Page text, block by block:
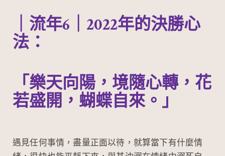
｜流年6｜2022年的決勝心
法：
「樂天向陽，境隨心轉，花
若盛開，蝴蝶自來。」
遇見任何事情，盡量正面以待，就算當下有什麼情